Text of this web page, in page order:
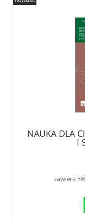
NAUKA DLA
I
zawiera